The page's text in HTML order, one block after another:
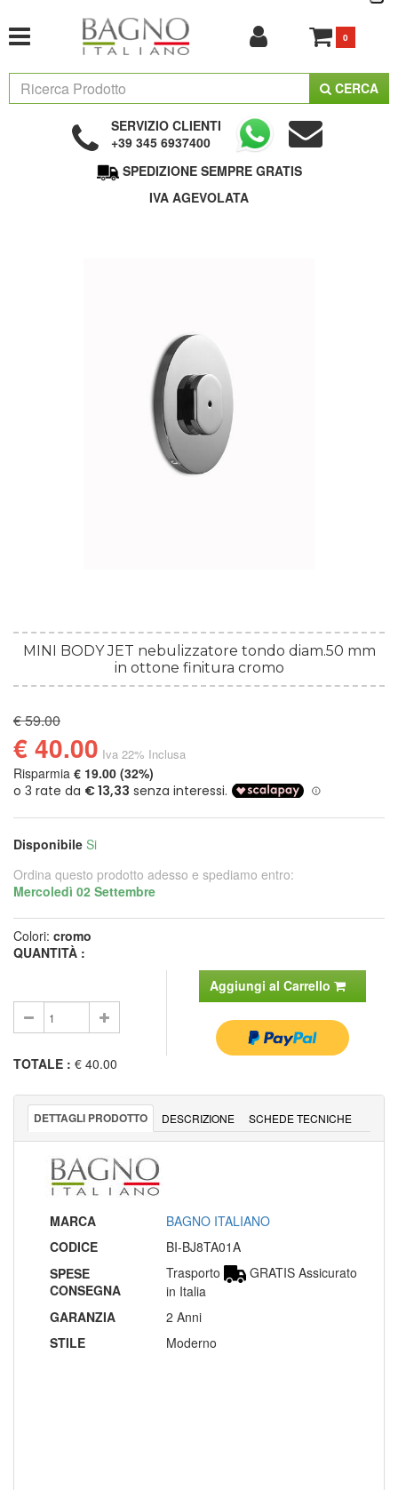
0
CERCA
SERVIZIO CLIENTI
+39 345 6937400
SPEDIZIONE SEMPRE GRATIS
IVA AGEVOLATA
MINI BODY JET nebulizzatore tondo diam.50 mm
in ottone finitura cromo
€ 59.00
€ 40.00 Iva 22% Inclusa
Risparmia € 19.00 (32%)
Disponibile Si
Ordina questo prodotto adesso e spediamo entro:
Mercoledì 02 Settembre
Colori: cromo
QUANTITÀ :
Aggiungi al Carrello
TOTALE : € 40.00
DETTAGLI PRODOTTO DESCRIZIONE SCHEDE TECNICHE
MARCA
BAGNO ITALIANO
CODICE
BI-BJ8TA01A
SPESE
CONSEGNA
Trasporto
GRATIS Assicurato
in Italia
GARANZIA
2 Anni
STILE
Moderno